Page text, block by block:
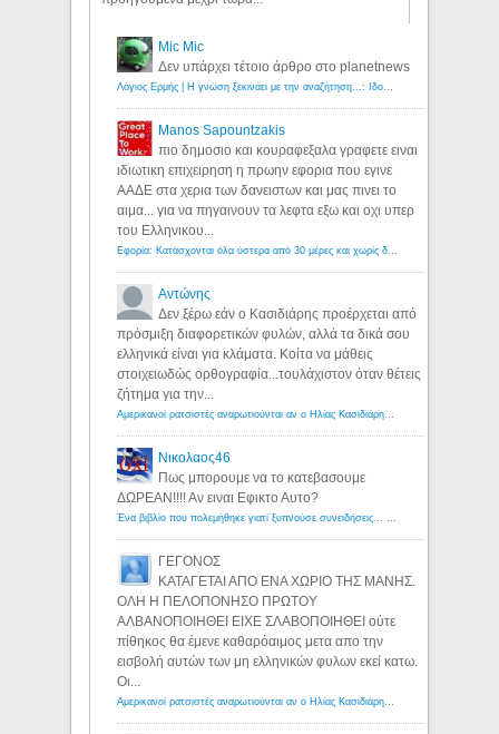
Mic Mic
Δεν υπάρχει τέτοιο άρθρο στο planetnews
Λόγιος Ερμής | Η γνώση ξεκινάει με την αναζήτηση...: Ιδού οι 18 που χρωστούν 11 δις ευρώ!
Manos Sapountzakis
πιο δημοσιο και κουραφεξαλα γραφετε ειναι
ιδιωτικη επιχειρηση η πρωην εφορια που εγινε
ΑΑΔΕ στα χερια των δανειστων και μας πινει το
αιμα... για να πηγαινουν τα λεφτα εξω και οχι υπερ
του Ελληνικου...
Εφορία: Κατάσχονται όλα ύστερα από 30 μέρες και χωρίς δικαστικές αποφάσεις - Λόγιος Ερμής
Αντώνης
Δεν ξέρω εάν ο Κασιδιάρης προέρχεται από
πρόσμιξη διαφορετικών φυλών, αλλά τα δικά σου
ελληνικά είναι για κλάματα. Κοίτα να μάθεις
στοιχειωδώς ορθογραφία...τουλάχιστον όταν θέτεις
ζήτημα για την...
Αμερικανοί ρατσιστές αναρωτιούνται αν ο Ηλίας Κασιδιάρης ανήκει στη λευκή φυλή... - Λόγιος Ερμής
Νικολαος46
Πως μπορουμε να το κατεβασουμε
ΔΩΡΕΑΝ!!!! Αν ειναι Εφικτο Αυτο?
Ένα βιβλίο που πολεμήθηκε γιατί ξυπνούσε συνειδήσεις... - Λόγιος Ερμής | Η γνώση ξεκινάει με την αναζήτηση...
ΓΕΓΟΝΟΣ
ΚΑΤΑΓΕΤΑΙ ΑΠΟ ΕΝΑ ΧΩΡΙΟ ΤΗΣ ΜΑΝΗΣ.
ΟΛΗ Η ΠΕΛΟΠΟΝΗΣΟ ΠΡΩΤΟΥ
ΑΛΒΑΝΟΠΟΙΗΘΕΙ ΕΙΧΕ ΣΛΑΒΟΠΟΙΗΘΕΙ ούτε
πίθηκος θα έμενε καθαρόαιμος μετα απο την
εισβολή αυτών των μη ελληνικών φυλων εκεί κατω.
Οι...
Αμερικανοί ρατσιστές αναρωτιούνται αν ο Ηλίας Κασιδιάρης ανήκει στη λευκή φυλή... - Λόγιος Ερμής